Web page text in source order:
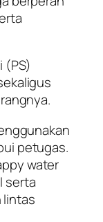
(PS)
petugas.
water
serta
lintas